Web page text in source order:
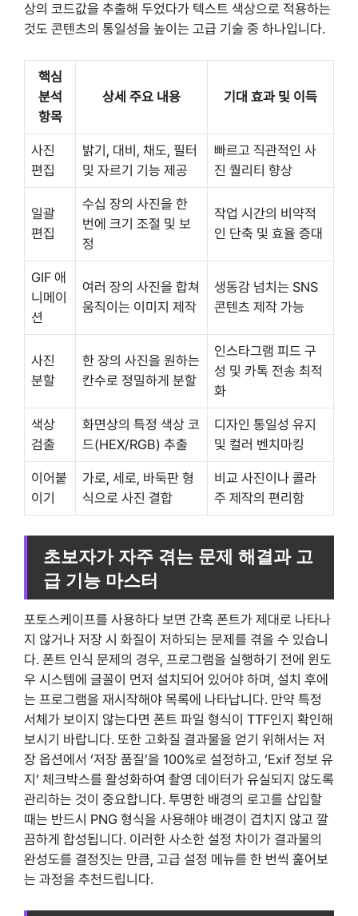
상의 코드값을 추출해 두었다가 텍스트 색상으로 적용하는
것도 콘텐츠의 통일성을 높이는 고급 기술 중 하나입니다.
핵심
분석
항목
상세 주요 내용 기대 효과 및 이득
사진
편집
밝기, 대비, 채도, 필터
및 자르기 기능 제공
빠르고 직관적인 사
진 퀄리티 향상
일괄
편집
수십 장의 사진을 한
번에 크기 조절 및 보
정
작업 시간의 비약적
인 단축 및 효율 증대
GIF 애
니메이
션
여러 장의 사진을 합쳐
움직이는 이미지 제작
생동감 넘치는 SNS
콘텐츠 제작 가능
사진
분할
한 장의 사진을 원하는
칸수로 정밀하게 분할
인스타그램 피드 구
성 및 카톡 전송 최적
화
색상
검출
화면상의 특정 색상 코
드(HEX/RGB) 추출
디자인 통일성 유지
및 컬러 벤치마킹
이어붙
이기
가로, 세로, 바둑판 형
식으로 사진 결합
비교 사진이나 콜라
주 제작의 편리함
초보자가 자주 겪는 문제 해결과 고
급 기능 마스터
포토스케이프를 사용하다 보면 간혹 폰트가 제대로 나타나
지 않거나 저장 시 화질이 저하되는 문제를 겪을 수 있습니
다. 폰트 인식 문제의 경우, 프로그램을 실행하기 전에 윈도
우 시스템에 글꼴이 먼저 설치되어 있어야 하며, 설치 후에
는 프로그램을 재시작해야 목록에 나타납니다. 만약 특정
서체가 보이지 않는다면 폰트 파일 형식이 TTF인지 확인해
보시기 바랍니다. 또한 고화질 결과물을 얻기 위해서는 저
장 옵션에서 ‘저장 품질’을 100%로 설정하고, ‘Exif 정보 유
지’ 체크박스를 활성화하여 촬영 데이터가 유실되지 않도록
관리하는 것이 중요합니다. 투명한 배경의 로고를 삽입할
때는 반드시 PNG 형식을 사용해야 배경이 겹치지 않고 깔
끔하게 합성됩니다. 이러한 사소한 설정 차이가 결과물의
완성도를 결정짓는 만큼, 고급 설정 메뉴를 한 번씩 훑어보
는 과정을 추천드립니다.